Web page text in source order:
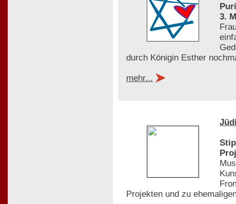
3.
durch Königin Esther
mehr...
Projekten und zu